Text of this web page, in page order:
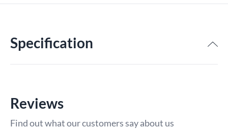
Specification
Reviews
Find out what our customers say about us